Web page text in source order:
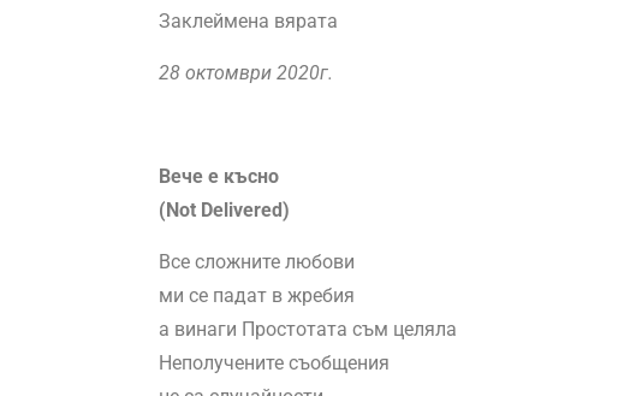
Заклеймена вярата
28 октомври 2020г.
Вече е късно
(Not Delivered)
Все сложните любови
ми се падат в жребия
а винаги Простотата съм целяла
Неполучените съобщения